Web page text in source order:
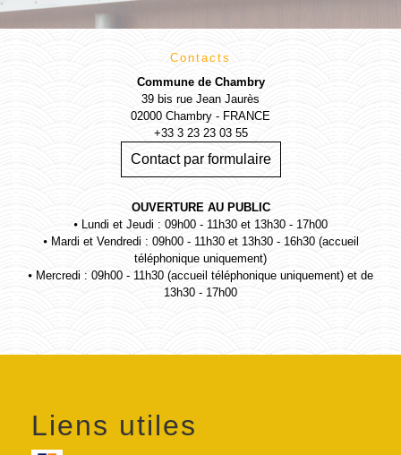
Contacts
Commune de Chambry
39 bis rue Jean Jaurès
02000 Chambry - FRANCE
+33 3 23 23 03 55
Contact par formulaire
OUVERTURE AU PUBLIC
⦁ Lundi et Jeudi : 09h00 - 11h30 et 13h30 - 17h00
⦁ Mardi et Vendredi : 09h00 - 11h30 et 13h30 - 16h30 (accueil
téléphonique uniquement)
⦁ Mercredi : 09h00 - 11h30 (accueil téléphonique uniquement) et de
13h30 - 17h00
Liens utiles